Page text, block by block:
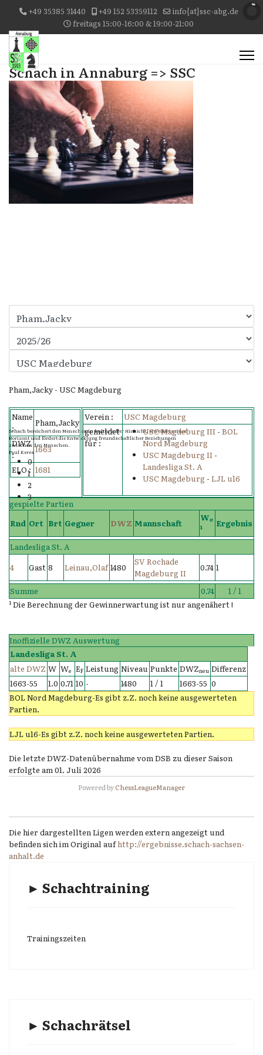
+49 35385 31440 +49 152 53359112
info{at}ssc-abg.de
freitags 15:00-16:00 & 19:00-21:00
Schach in Annaburg => SSC
Schach bereichert den Menschen in kulturvoller Hinsicht, erweitert seinen
Horizont und fördert die Entwicklung freundschaftlicher Beziehungen
zwischen den Menschen.
Paul Keres
0
1
2
3
Pham,Jacky - USC Magdeburg
Name
:
Pham,Jacky
DWZ
:
1663
ELO : 1681
Verein :
USC Magdeburg
gemeldet
für :
USC Magdeburg III- BOL
Nord Magdeburg
USC Magdeburg II-
Landesliga St. A
USC Magdeburg- LJL u16
gespielte Partien
Rnd Ort Brt Gegner DWZ Mannschaft
We
¹
Ergebnis
Landesliga St. A
4
Gast 8 Leinau,Olaf 1480
SV Rochade
Magdeburg II
0.74 1
Summe 0.74
1 / 1
¹ Die Berechnung der Gewinnerwartung ist nur angenähert !
Inoffizielle DWZ Auswertung
Landesliga St. A
alte DWZ W We EF Leistung Niveau Punkte DWZneu Differenz
1663-55
1.0 0.71 10 - 1480 1 / 1 1663-55 0
BOL Nord Magdeburg-Es gibt z.Z. noch keine ausgewerteten
Partien.
LJL u16-Es gibt z.Z. noch keine ausgewerteten Partien.
Die letzte DWZ-Datenübernahme vom DSB zu dieser Saison
erfolgte am 01. Juli 2026
Powered byChessLeagueManager
Die hier dargestellten Ligen werden extern angezeigt und
befinden sich im Original aufhttp://ergebnisse.schach-sachsen-
anhalt.de
► Schachtraining
Trainingszeiten
► Schachrätsel